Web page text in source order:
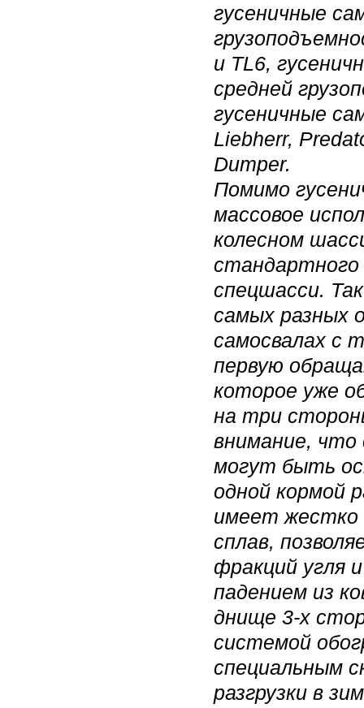
гусеничные
и TL6,
средней
гусеничные
Liebherr,
Dumper.
Помимо
массовое
колесном
стандартного
спецшасси.
самых разных
самосвалах с
первую
которое уже
на три
внимание, что
могут быть
одной кормой
имеет жестко
сплав,
фракций угля
падением из
днище 3-х
системой
специальным
разгрузки в